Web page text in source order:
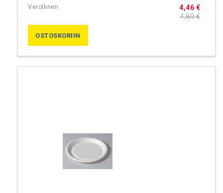
4,46 €
4,89 €
OSTOSKORIIN